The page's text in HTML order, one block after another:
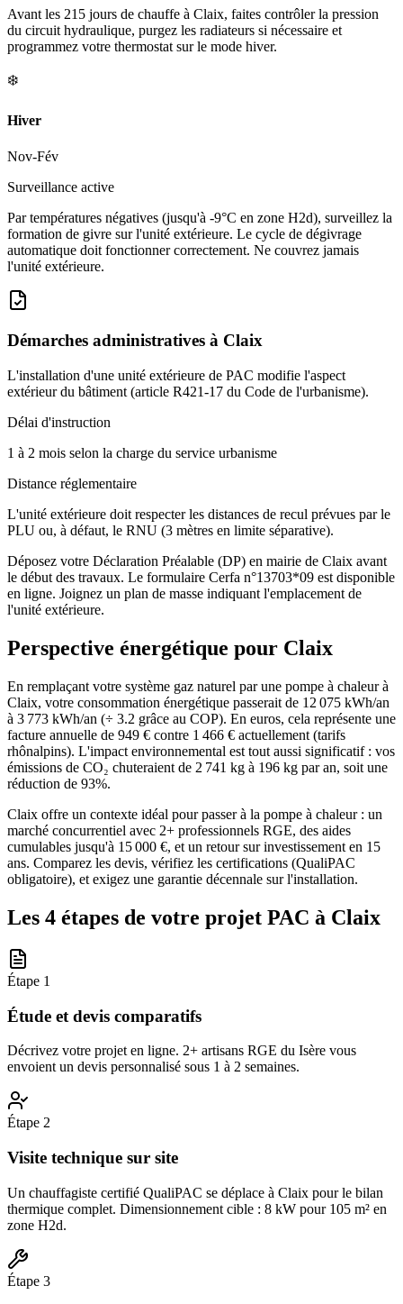
Avant les 215 jours de chauffe à Claix, faites contrôler la pression
du circuit hydraulique, purgez les radiateurs si nécessaire et
programmez votre thermostat sur le mode hiver.
❄️
Hiver
Nov-Fév
Surveillance active
Par températures négatives (jusqu'à -9°C en zone H2d), surveillez la
formation de givre sur l'unité extérieure. Le cycle de dégivrage
automatique doit fonctionner correctement. Ne couvrez jamais
l'unité extérieure.
Démarches administratives à Claix
L'installation d'une unité extérieure de PAC modifie l'aspect
extérieur du bâtiment (article R421-17 du Code de l'urbanisme).
Délai d'instruction
1 à 2 mois selon la charge du service urbanisme
Distance réglementaire
L'unité extérieure doit respecter les distances de recul prévues par le
PLU ou, à défaut, le RNU (3 mètres en limite séparative).
Déposez votre Déclaration Préalable (DP) en mairie de Claix avant
le début des travaux. Le formulaire Cerfa n°13703*09 est disponible
en ligne. Joignez un plan de masse indiquant l'emplacement de
l'unité extérieure.
Perspective énergétique pour Claix
En remplaçant votre système gaz naturel par une pompe à chaleur à
Claix, votre consommation énergétique passerait de 12 075 kWh/an
à 3 773 kWh/an (÷ 3.2 grâce au COP). En euros, cela représente une
facture annuelle de 949 € contre 1 466 € actuellement (tarifs
rhônalpins). L'impact environnemental est tout aussi significatif : vos
émissions de CO₂ chuteraient de 2 741 kg à 196 kg par an, soit une
réduction de 93%.
Claix offre un contexte idéal pour passer à la pompe à chaleur : un
marché concurrentiel avec 2+ professionnels RGE, des aides
cumulables jusqu'à 15 000 €, et un retour sur investissement en 15
ans. Comparez les devis, vérifiez les certifications (QualiPAC
obligatoire), et exigez une garantie décennale sur l'installation.
Les 4 étapes de votre projet PAC à Claix
Étape 1
Étude et devis comparatifs
Décrivez votre projet en ligne. 2+ artisans RGE du Isère vous
envoient un devis personnalisé sous 1 à 2 semaines.
Étape 2
Visite technique sur site
Un chauffagiste certifié QualiPAC se déplace à Claix pour le bilan
thermique complet. Dimensionnement cible : 8 kW pour 105 m² en
zone H2d.
Étape 3